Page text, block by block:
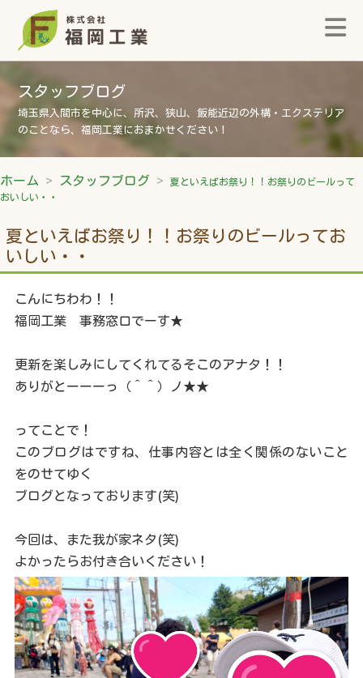
スタッフブログ
埼玉県入間市を中心に、所沢、狭山、飯能近辺の外構・エクステリア
のことなら、福岡工業におまかせください！
ホーム スタッフブログ
夏といえばお祭り！！お祭りのビールって
おいしい・・
夏といえばお祭り！！お祭りのビールってお
いしい・・
こんにちわわ！！
福岡工業 事務窓口でーす★
更新を楽しみにしてくれてるそこのアナタ！！
ありがとーーーっ（＾＾）ノ★★
ってことで！
このブログはですね、仕事内容とは全く関係のないこと
をのせてゆく
ブログとなっております(笑)
今回は、また我が家ネタ(笑)
よかったらお付き合いください！